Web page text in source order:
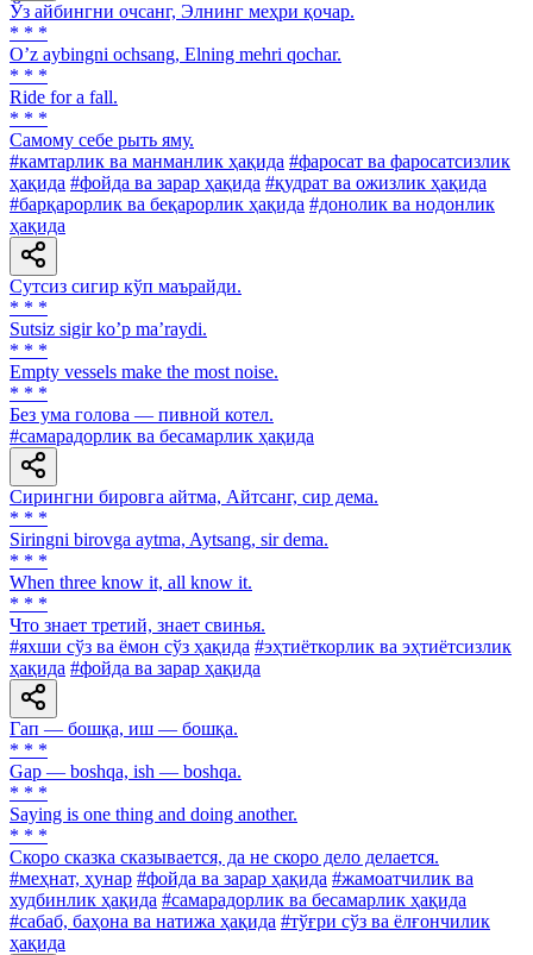
Ўз айбингни очсанг, Элнинг меҳри қочар.
* * *
Oʼz aybingni ochsang, Elning mehri qochar.
* * *
Ride for a fall.
* * *
Самому себе рыть яму.
#камтарлик ва манманлик ҳақида #фаросат ва фаросатсизлик
ҳақида #фойда ва зарар ҳақида #қудрат ва ожизлик ҳақида
#барқарорлик ва беқарорлик ҳақида #донолик ва нодонлик
ҳақида
Сутсиз сигир кўп маърайди.
* * *
Sutsiz sigir koʼp maʼraydi.
* * *
Empty vessels make the most noise.
* * *
Без ума голова — пивной котел.
#самарадорлик ва бесамарлик ҳақида
Сирингни бировга айтма, Айтсанг, сир дема.
* * *
Siringni birovga aytma, Aytsang, sir dema.
* * *
When three know it, all know it.
* * *
Что знает третий, знает свинья.
#яхши сўз ва ёмон сўз ҳақида #эҳтиёткорлик ва эҳтиётсизлик
ҳақида #фойда ва зарар ҳақида
Гап — бошқа, иш — бошқа.
* * *
Gap — boshqa, ish — boshqa.
* * *
Saying is one thing and doing another.
* * *
Скоро сказка сказывается, да не скоро дело делается.
#меҳнат, ҳунар #фойда ва зарар ҳақида #жамоатчилик ва
худбинлик ҳақида #самарадорлик ва бесамарлик ҳақида
#сабаб, баҳона ва натижа ҳақида #тўғри сўз ва ёлғончилик
ҳақида